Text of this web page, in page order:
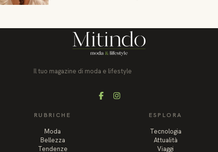
Il tuo magazine di moda e lifestyle
FacebookInstagram
RUBRICHE
Moda
Bellezza
Tendenze
ESPLORA
Tecnologia
Attualità
Viaggi